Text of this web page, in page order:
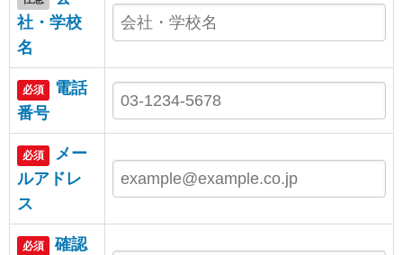
社・学校
名
必須
電話
番号
必須
メー
ルアドレ
ス
必須
確認